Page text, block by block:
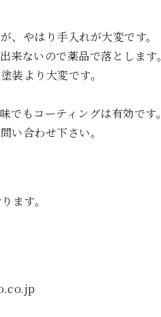
、やはり手入れが大変です。
来ないので薬品で落とします。
装より大変です。
でもコーティングは有効です。
い合わせ下さい。
ます。